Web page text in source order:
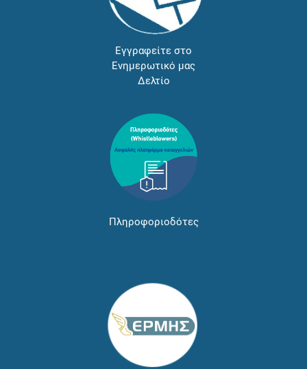
Εγγραφείτε στο
Ενημερωτικό μας
Δελτίο
Πληροφοριοδότες